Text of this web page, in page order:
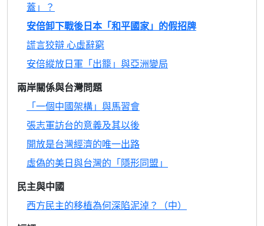
蓋」？
安倍卸下戰後日本「和平國家」的假招牌
謊言狡辯 心虛辭窮
安倍縱放日軍「出籠」與亞洲變局
兩岸關係與台灣問題
「一個中國架構」與馬習會
張志軍訪台的意義及其以後
開放是台灣經濟的唯一出路
虛偽的美日與台灣的「隱形同盟」
民主與中國
西方民主的移植為何深陷泥淖？（中）